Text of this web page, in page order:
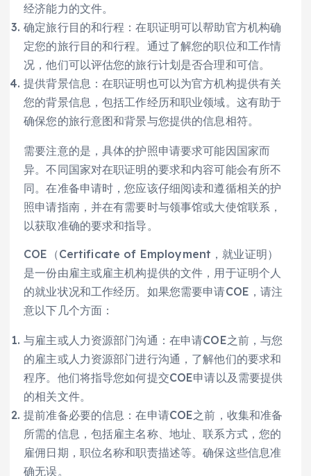
经济能力的文件。
确定旅行目的和行程：在职证明可以帮助官方机构确
定您的旅行目的和行程。通过了解您的职位和工作情
况，他们可以评估您的旅行计划是否合理和可信。
提供背景信息：在职证明也可以为官方机构提供有关
您的背景信息，包括工作经历和职业领域。这有助于
确保您的旅行意图和背景与您提供的信息相符。
需要注意的是，具体的护照申请要求可能因国家而
异。不同国家对在职证明的要求和内容可能会有所不
同。在准备申请时，您应该仔细阅读和遵循相关的护
照申请指南，并在有需要时与领事馆或大使馆联系，
以获取准确的要求和指导。
COE（Certificate of Employment，就业证明）
是一份由雇主或雇主机构提供的文件，用于证明个人
的就业状况和工作经历。如果您需要申请COE，请注
意以下几个方面：
与雇主或人力资源部门沟通：在申请COE之前，与您
的雇主或人力资源部门进行沟通，了解他们的要求和
程序。他们将指导您如何提交COE申请以及需要提供
的相关文件。
提前准备必要的信息：在申请COE之前，收集和准备
所需的信息，包括雇主名称、地址、联系方式，您的
雇佣日期，职位名称和职责描述等。确保这些信息准
确无误。